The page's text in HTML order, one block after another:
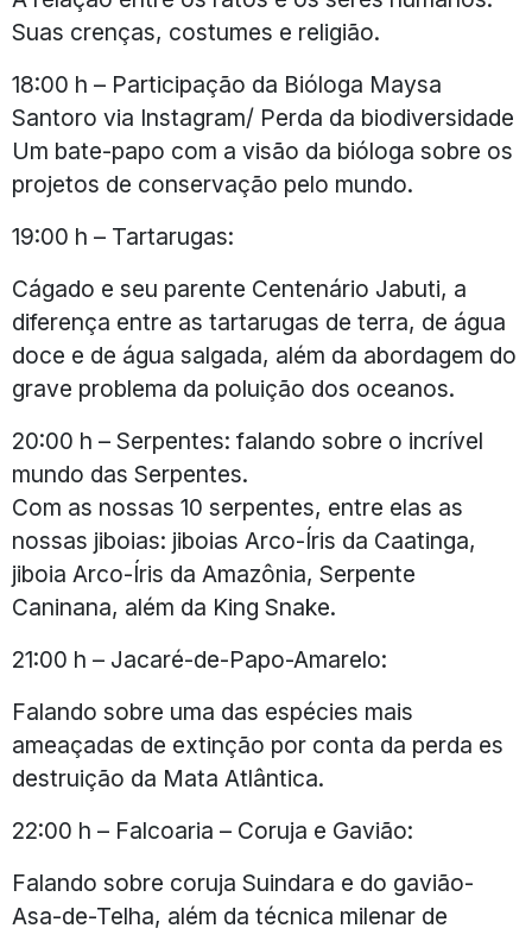
Suas crenças, costumes e religião.
18:00 h – Participação da Bióloga Maysa
Santoro via Instagram/ Perda da biodiversidade
Um bate-papo com a visão da bióloga sobre os
projetos de conservação pelo mundo.
19:00 h – Tartarugas:
Cágado e seu parente Centenário Jabuti, a
diferença entre as tartarugas de terra, de água
doce e de água salgada, além da abordagem do
grave problema da poluição dos oceanos.
20:00 h – Serpentes: falando sobre o incrível
mundo das Serpentes.
Com as nossas 10 serpentes, entre elas as
nossas jiboias: jiboias Arco-Íris da Caatinga,
jiboia Arco-Íris da Amazônia, Serpente
Caninana, além da King Snake.
21:00 h – Jacaré-de-Papo-Amarelo:
Falando sobre uma das espécies mais
ameaçadas de extinção por conta da perda es
destruição da Mata Atlântica.
22:00 h – Falcoaria – Coruja e Gavião:
Falando sobre coruja Suindara e do gavião-
Asa-de-Telha, além da técnica milenar de